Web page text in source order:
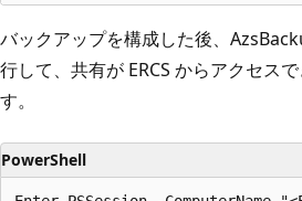
バックアップを構成した後、
行して、共有が ERCS からアクセス
す。
PowerShell